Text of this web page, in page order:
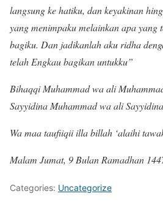
langsung ke hatiku, dan keyakinan
yang menimpaku melainkan apa yang
bagiku. Dan jadikanlah aku ridha
telah Engkau bagikan untukku”
Bihaqqi Muhammad wa ali
Sayyidina Muhammad wa ali
Wa maa taufiiqii illa billah ‘alaihi
Malam Jumat, 9 Bulan Ramadhan
Categories: Uncategorize